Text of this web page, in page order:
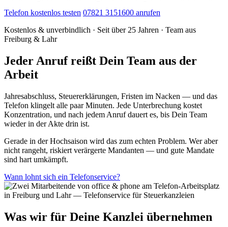
Telefon kostenlos testen 07821 3151600 anrufen
Kostenlos & unverbindlich · Seit über 25 Jahren · Team aus
Freiburg & Lahr
Jeder Anruf reißt Dein Team aus der
Arbeit
Jahresabschluss, Steuererklärungen, Fristen im Nacken — und das
Telefon klingelt alle paar Minuten. Jede Unterbrechung kostet
Konzentration, und nach jedem Anruf dauert es, bis Dein Team
wieder in der Akte drin ist.
Gerade in der Hochsaison wird das zum echten Problem. Wer aber
nicht rangeht, riskiert verärgerte Mandanten — und gute Mandate
sind hart umkämpft.
Wann lohnt sich ein Telefonservice?
Was wir für Deine Kanzlei übernehmen